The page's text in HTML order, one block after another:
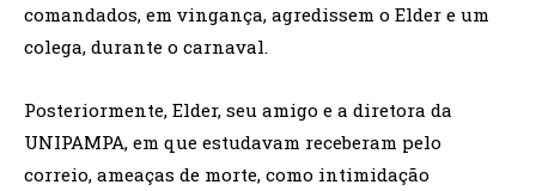
comandados, em vingança, agredissem o Elder e um
colega, durante o carnaval.
Posteriormente, Elder, seu amigo e a diretora da
UNIPAMPA, em que estudavam receberam pelo
correio, ameaças de morte, como intimidação